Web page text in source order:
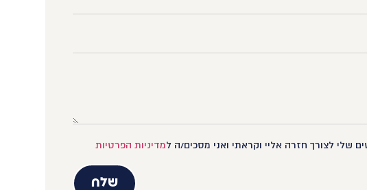
שלי לצורך חזרה אליי וקראתי ואני מסכים/ה למדיניות הפרטיות
שלח